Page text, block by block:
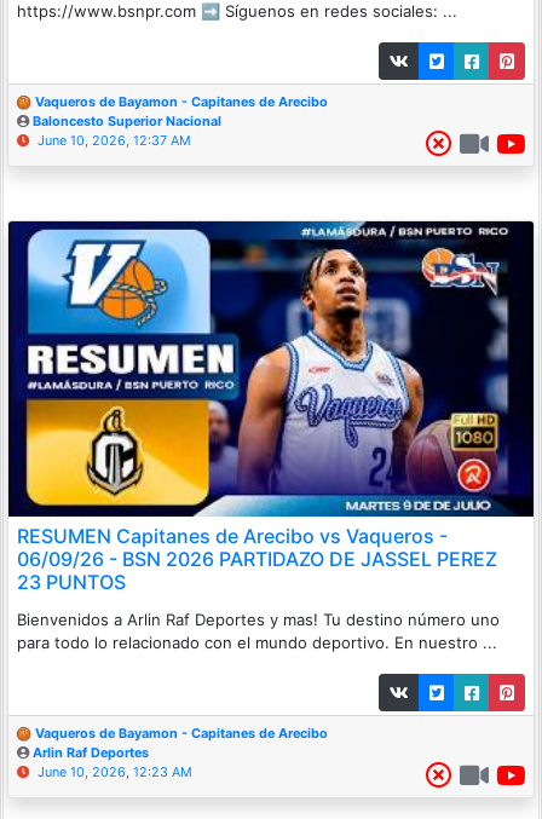
https://www.bsnpr.com ➡️ Síguenos en redes sociales: ...
Vaqueros de Bayamon - Capitanes de Arecibo
Baloncesto Superior Nacional
June 10, 2026, 12:37 AM
RESUMEN Capitanes de Arecibo vs Vaqueros -
06/09/26 - BSN 2026 PARTIDAZO DE JASSEL PEREZ
23 PUNTOS
Bienvenidos a Arlin Raf Deportes y mas! Tu destino número uno
para todo lo relacionado con el mundo deportivo. En nuestro ...
Vaqueros de Bayamon - Capitanes de Arecibo
Arlin Raf Deportes
June 10, 2026, 12:23 AM